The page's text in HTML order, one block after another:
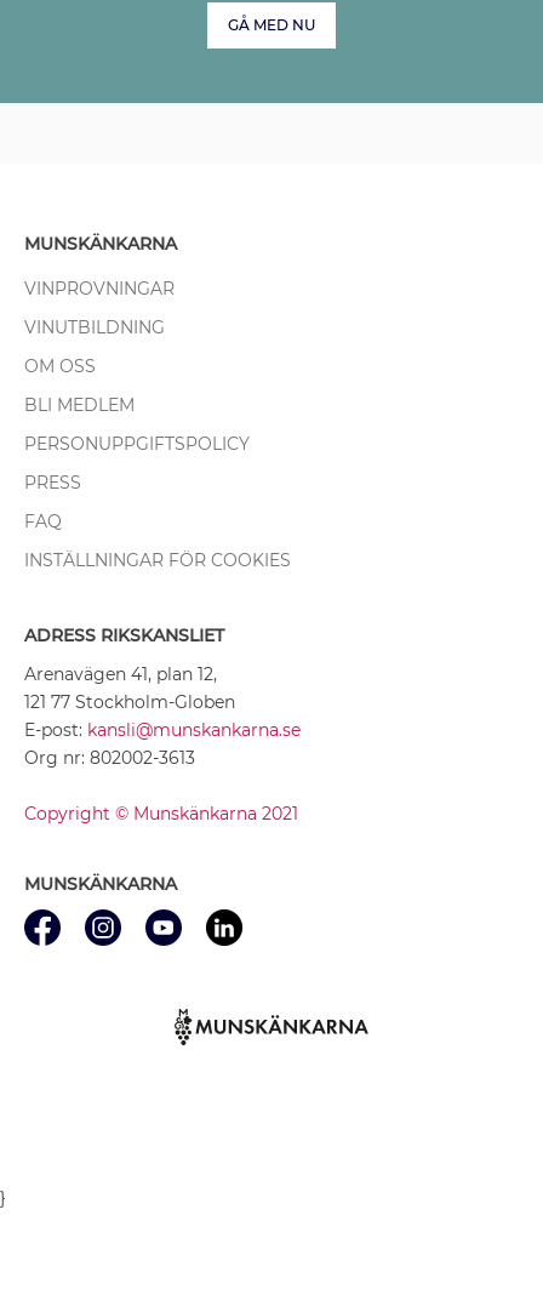
GÅ MED NU
MUNSKÄNKARNA
VINPROVNINGAR
VINUTBILDNING
OM OSS
BLI MEDLEM
PERSONUPPGIFTSPOLICY
PRESS
FAQ
INSTÄLLNINGAR FÖR COOKIES
ADRESS RIKSKANSLIET
Arenavägen 41, plan 12,
121 77 Stockholm-Globen
E-post: kansli@munskankarna.se
Org nr: 802002-3613
Copyright © Munskänkarna 2021
MUNSKÄNKARNA
}